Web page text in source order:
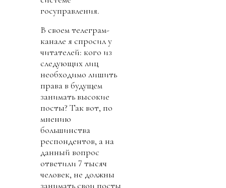
госуправления.
В своем телеграм-
канале я спросил у
читателей: кого из
следующих лиц
необходимо лишить
права в будущем
занимать высокие
посты? Так вот, по
мнению
большинства
респондентов, а на
данный вопрос
ответили 7 тысяч
человек, не должны
занимать свои посты